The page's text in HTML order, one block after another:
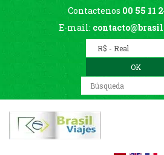
Contactenos 00 55 11
E-mail: